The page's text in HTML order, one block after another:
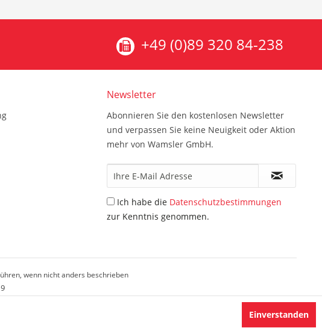
+49 (0)89 320 84-238
Newsletter
Abonnieren Sie den kostenlosen Newsletter
und verpassen Sie keine Neuigkeit oder Aktion
mehr von Wamsler GmbH.
Ich habe die Datenschutzbestimmungen
zur Kenntnis genommen.
wenn nicht anders beschrieben
Einverstanden